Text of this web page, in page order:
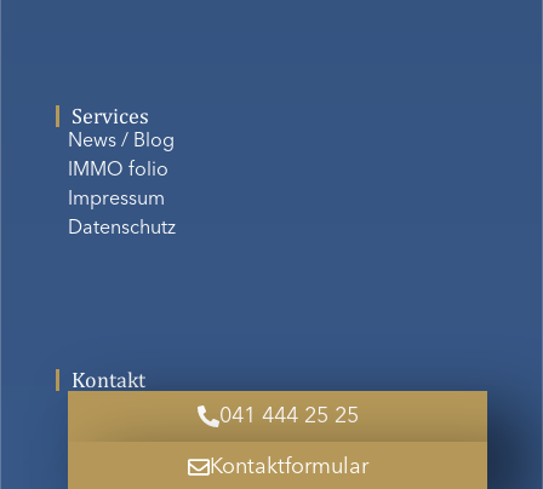
Services
News / Blog
IMMO folio
Impressum
Datenschutz
Kontakt
041 444 25 25
Kontaktformular